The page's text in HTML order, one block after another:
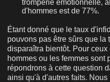
tromperie émotionnelle,
d'hommes est de 77%.
Étant donné que le taux
pouvons pas être sûrs que la
disparaîtra bientôt. Pour
hommes ou les femmes sont
répondrons à cette question
ainsi qu'à d'autres faits.